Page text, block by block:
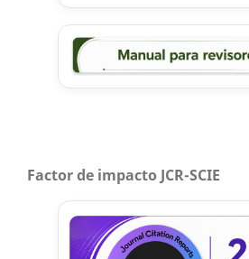
Factor de impacto JCR-SCIE